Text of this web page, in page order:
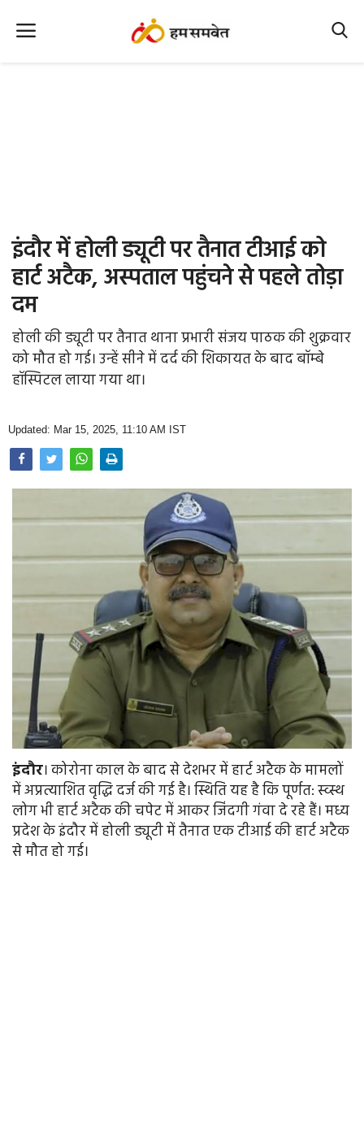
Office Office
Political Gossips
Farm & Food
Opinion
Photo Gallery
Home
इंदौर में होली ड्यूटी पर तैनात टीआई को
हार्ट अटैक, अस्पताल पहुंचने से पहले तोड़ा
दम
होली की ड्यूटी पर तैनात थाना प्रभारी संजय पाठक की शुक्रवार
को मौत हो गई। उन्हें सीने में दर्द की शिकायत के बाद बॉम्बे
हॉस्पिटल लाया गया था।
Updated: Mar 15, 2025, 11:10 AM IST
इंदौर। कोरोना काल के बाद से देशभर में हार्ट अटैक के मामलों
में अप्रत्याशित वृद्धि दर्ज की गई है। स्थिति यह है कि पूर्णत: स्व्स्थ
लोग भी हार्ट अटैक की चपेट में आकर जिंदगी गंवा दे रहे हैं। मध्य
प्रदेश के इंदौर में होली ड्यूटी में तैनात एक टीआई की हार्ट अटैक
से मौत हो गई।